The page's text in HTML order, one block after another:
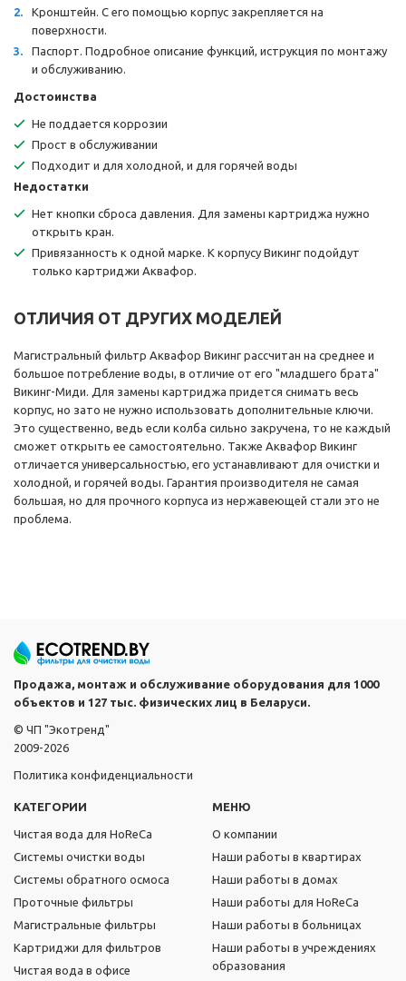
Кронштейн. С его помощью корпус закрепляется на
поверхности.
Паспорт. Подробное описание функций, иструкция по монтажу
и обслуживанию.
Достоинства
Не поддается коррозии
Прост в обслуживании
Подходит и для холодной, и для горячей воды
Недостатки
Нет кнопки сброса давления. Для замены картриджа нужно
открыть кран.
Привязанность к одной марке. К корпусу Викинг подойдут
только картриджи Аквафор.
ОТЛИЧИЯ ОТ ДРУГИХ МОДЕЛЕЙ
Магистральный фильтр Аквафор Викинг рассчитан на среднее и
большое потребление воды, в отличие от его "младшего брата"
Викинг-Миди. Для замены картриджа придется снимать весь
корпус, но зато не нужно использовать дополнительные ключи.
Это существенно, ведь если колба сильно закручена, то не каждый
сможет открыть ее самостоятельно. Также Аквафор Викинг
отличается универсальностью, его устанавливают для очистки и
холодной, и горячей воды. Гарантия производителя не самая
большая, но для прочного корпуса из нержавеющей стали это не
проблема.
Продажа, монтаж и обслуживание оборудования для 1000
объектов и 127 тыс. физических лиц в Беларуси.
© ЧП "Экотренд"
2009-2026
Политика конфиденциальности
КАТЕГОРИИ
Чистая вода для HoReCa
Системы очистки воды
Системы обратного осмоса
Проточные фильтры
Магистральные фильтры
Картриджи для фильтров
Чистая вода в офисе
МЕНЮ
О компании
Наши работы в квартирах
Наши работы в домах
Наши работы для HoReCa
Наши работы в больницах
Наши работы в учреждениях
образования